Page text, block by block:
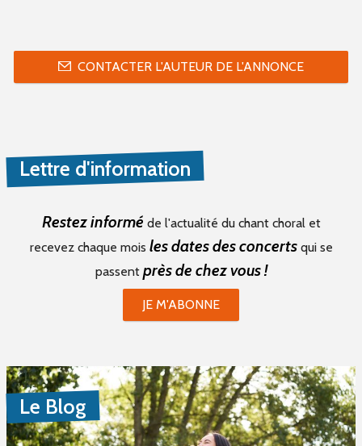
CONTACTER L'AUTEUR DE L'ANNONCE
Lettre d'information
Restez informé de l'actualité du chant choral et
recevez chaque mois les dates des concertsqui se
passent près de chez vous !
JE M'ABONNE
Le Blog